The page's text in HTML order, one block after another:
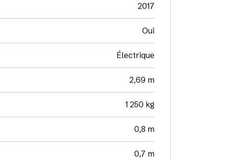
2017
Oui
Électrique
2,69 m
1 250 kg
0,8 m
0,7 m